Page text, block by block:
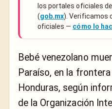
los portales oficiales
(gob.mx). Verificamos
oficiales — cómo lo
Bebé venezolano
Paraíso, en la
Honduras, según
de la Organización